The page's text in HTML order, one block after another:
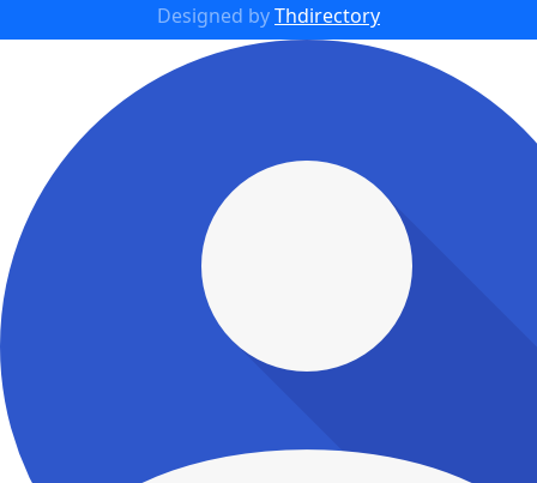
Designed byThdirectory